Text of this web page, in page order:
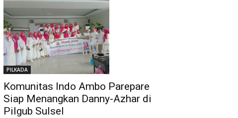
PILKADA
Komunitas Indo Ambo Parepare
Siap Menangkan Danny-Azhar di
Pilgub Sulsel